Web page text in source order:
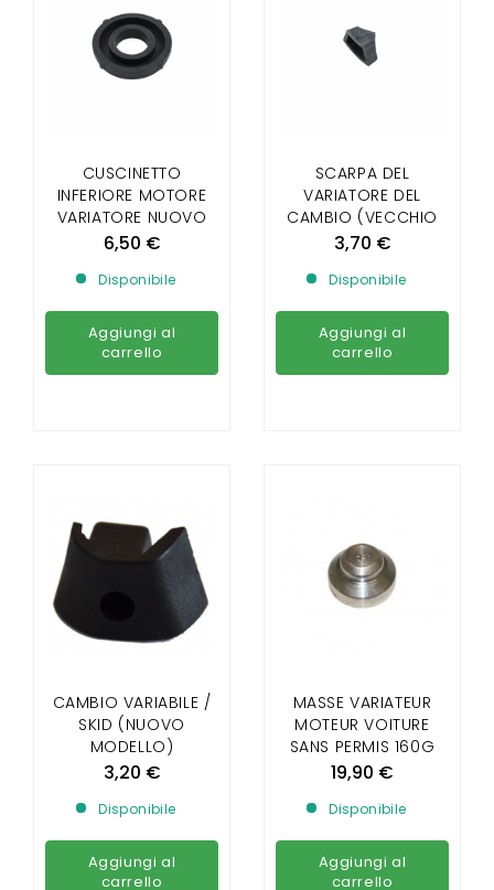
CUSCINETTO
INFERIORE MOTORE
VARIATORE NUOVO
MODELLO
6,50 €
Disponibile
Aggiungi al
carrello
SCARPA DEL
VARIATORE DEL
CAMBIO (VECCHIO
MODELLO)
3,70 €
Disponibile
Aggiungi al
carrello
CAMBIO VARIABILE /
SKID (NUOVO
MODELLO)
3,20 €
Disponibile
Aggiungi al
carrello
MASSE VARIATEUR
MOTEUR VOITURE
SANS PERMIS 160G
19,90 €
Disponibile
Aggiungi al
carrello